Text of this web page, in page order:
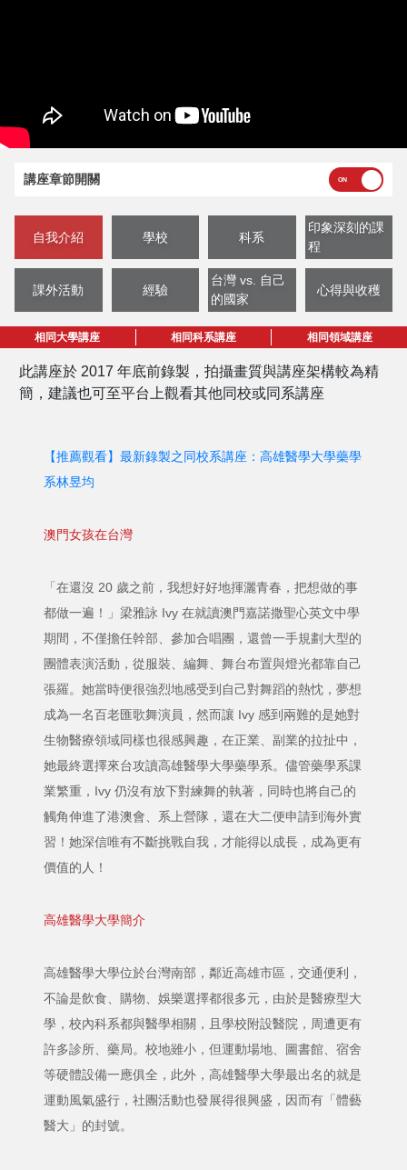
講座章節開關
自我介紹 學校 科系
印象深刻的課
程
課外活動 經驗
台灣 vs. 自己
的國家
心得與收穫
相同大學講座 相同科系講座 相同領域講座
此講座於 2017 年底前錄製，拍攝畫質與講座架構較為精
簡，建議也可至平台上觀看其他同校或同系講座
【推薦觀看】最新錄製之同校系講座：高雄醫學大學藥學
系林昱均
澳門女孩在台灣
「在還沒 20 歲之前，我想好好地揮灑青春，把想做的事
都做一遍！」梁雅詠 Ivy 在就讀澳門嘉諾撒聖心英文中學
期間，不僅擔任幹部、參加合唱團，還曾一手規劃大型的
團體表演活動，從服裝、編舞、舞台布置與燈光都靠自己
張羅。她當時便很強烈地感受到自己對舞蹈的熱忱，夢想
成為一名百老匯歌舞演員，然而讓 Ivy 感到兩難的是她對
生物醫療領域同樣也很感興趣，在正業、副業的拉扯中，
她最終選擇來台攻讀高雄醫學大學藥學系。儘管藥學系課
業繁重，Ivy 仍沒有放下對練舞的執著，同時也將自己的
觸角伸進了港澳會、系上營隊，還在大二便申請到海外實
習！她深信唯有不斷挑戰自我，才能得以成長，成為更有
價值的人！
高雄醫學大學簡介
高雄醫學大學位於台灣南部，鄰近高雄市區，交通便利，
不論是飲食、購物、娛樂選擇都很多元，由於是醫療型大
學，校內科系都與醫學相關，且學校附設醫院，周遭更有
許多診所、藥局。校地雖小，但運動場地、圖書館、宿舍
等硬體設備一應俱全，此外，高雄醫學大學最出名的就是
運動風氣盛行，社團活動也發展得很興盛，因而有「體藝
醫大」的封號。